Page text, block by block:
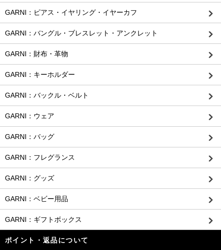
GARNI：ピアス・イヤリング・イヤーカフ
GARNI：バングル・ブレスレット・アンクレット
GARNI：財布・革物
GARNI：キーホルダー
GARNI：バックル・ベルト
GARNI：ウェア
GARNI：バッグ
GARNI：フレグランス
GARNI：グッズ
GARNI：ベビー用品
GARNI：ギフトボックス
ポイント・返品について